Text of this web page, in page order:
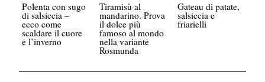
Polenta con sugo
di salsiccia –
ecco come
scaldare il cuore
e l’inverno
Tiramisù al
mandarino. Prova
il dolce più
famoso al mondo
nella variante
Rosmunda
Gateau di patate,
salsiccia e
friarielli